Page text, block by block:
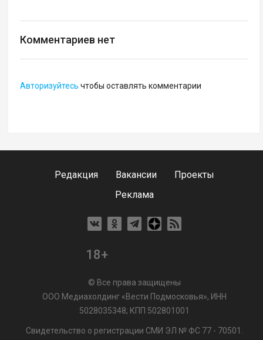
Комментариев нет
Авторизуйтесь чтобы оставлять комментарии
Редакция Вакансии
Проекты
Реклама
18+
© Все права защищены
ООО Медиахолдинг «Вести Подмосковья», ИНН
5028035348; КПП 502801001
Свидетельство о регистрации СМИ ЭЛ № ФС 77 - 70501.